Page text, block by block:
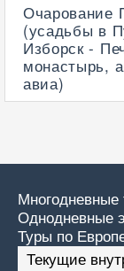
Очарование
(усадьбы в
Изборск -
монастырь,
авиа)
Многодневные
Однодневные
Туры по
Текущие